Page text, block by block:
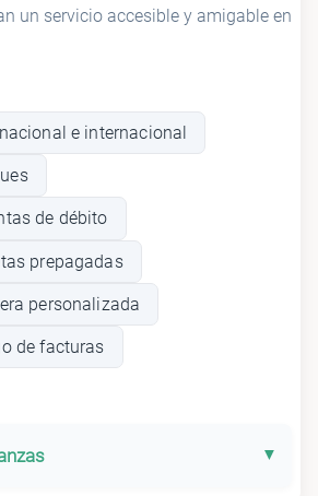
un servicio accesible y amigable en
e internacional
de débito
prepagadas
personalizada
de facturas